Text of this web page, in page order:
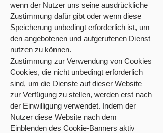
wenn der Nutzer uns seine ausdrückliche
Zustimmung dafür gibt oder wenn diese
Speicherung unbedingt erforderlich ist, um
den angebotenen und aufgerufenen Dienst
nutzen zu können.
Zustimmung zur Verwendung von Cookies
Cookies, die nicht unbedingt erforderlich
sind, um die Dienste auf dieser Website
zur Verfügung zu stellen, werden erst nach
der Einwilligung verwendet. Indem der
Nutzer diese Website nach dem
Einblenden des Cookie-Banners aktiv